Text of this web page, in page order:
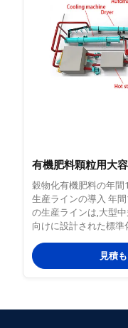
有機肥料顆粒用大
穀物化有機肥料の年
生産ラインの導入 年
の生産ラインは,大型中
向けに設計された標
ム粒子を使用原材料の
スクリーニング,包装
見積